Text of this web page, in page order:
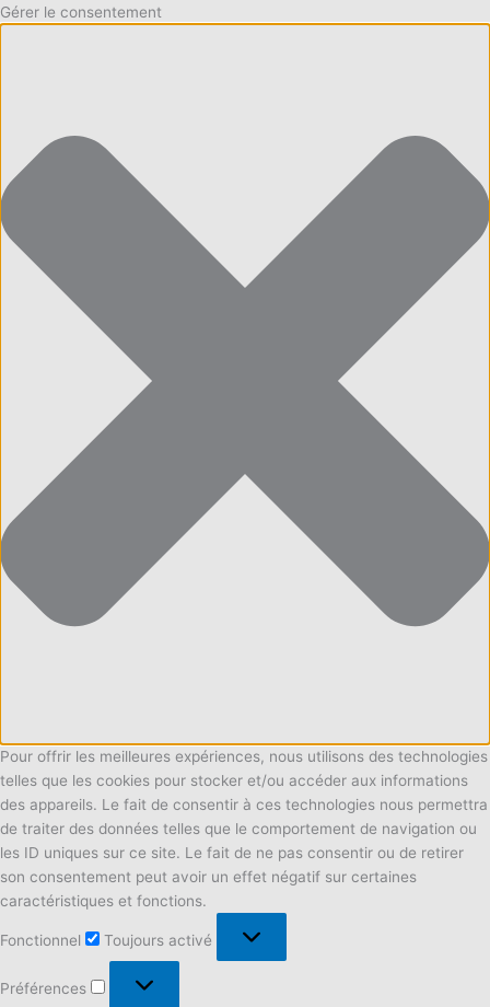
Gérer le consentement
Pour offrir les meilleures expériences, nous utilisons des technologies
telles que les cookies pour stocker et/ou accéder aux informations
des appareils. Le fait de consentir à ces technologies nous permettra
de traiter des données telles que le comportement de navigation ou
les ID uniques sur ce site. Le fait de ne pas consentir ou de retirer
son consentement peut avoir un effet négatif sur certaines
caractéristiques et fonctions.
Fonctionnel
Toujours activé
Préférences